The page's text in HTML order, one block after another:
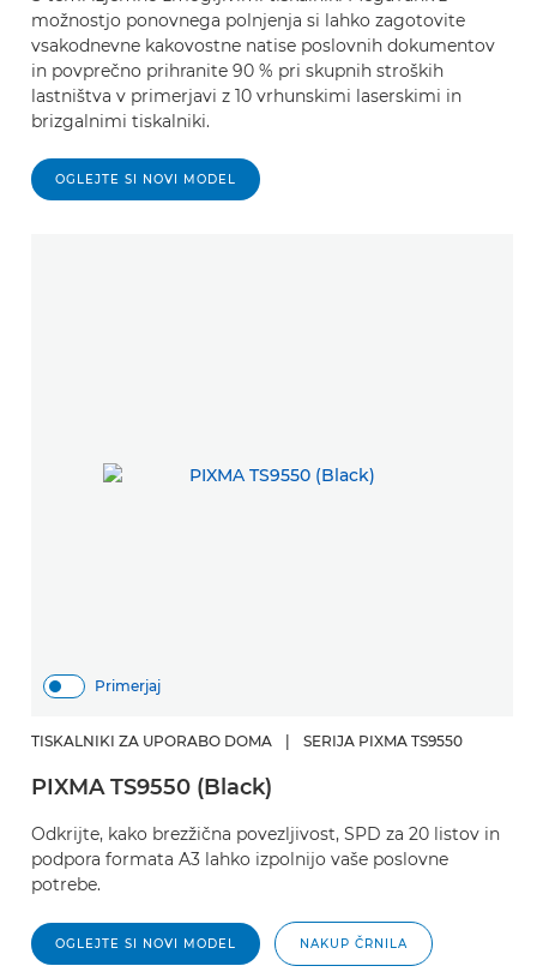
možnostjo ponovnega polnjenja si lahko zagotovite
vsakodnevne kakovostne natise poslovnih dokumentov
in povprečno prihranite 90 % pri skupnih stroških
lastništva v primerjavi z 10 vrhunskimi laserskimi in
brizgalnimi tiskalniki.
OGLEJTE SI NOVI MODEL
Primerjaj
TISKALNIKI ZA UPORABO DOMA | SERIJA PIXMA TS9550
PIXMA TS9550 (Black)
Odkrijte, kako brezžična povezljivost, SPD za 20 listov in
podpora formata A3 lahko izpolnijo vaše poslovne
potrebe.
OGLEJTE SI NOVI MODEL NAKUP ČRNILA